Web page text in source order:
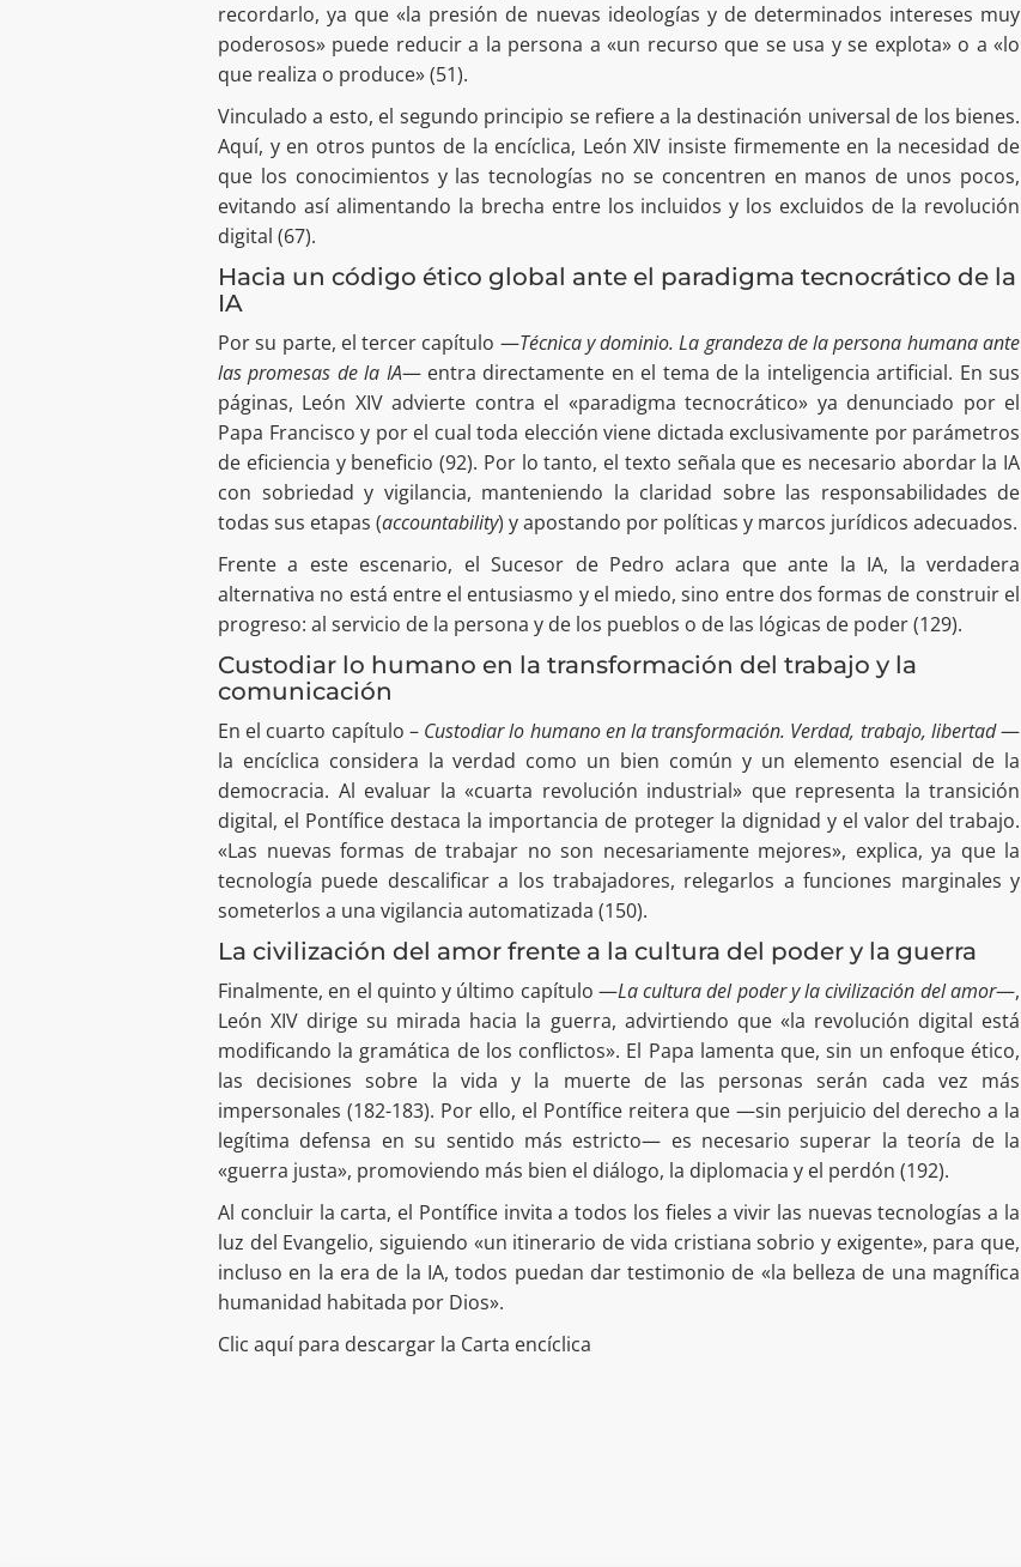
recordarlo, ya que «la presión de nuevas ideologías y de determinados intereses muy
poderosos» puede reducir a la persona a «un recurso que se usa y se explota» o a «lo
que realiza o produce» (51).
Vinculado a esto, el segundo principio se refiere a la destinación universal de los bienes.
Aquí, y en otros puntos de la encíclica, León XIV insiste firmemente en la necesidad de
que los conocimientos y las tecnologías no se concentren en manos de unos pocos,
evitando así alimentando la brecha entre los incluidos y los excluidos de la revolución
digital (67).
Hacia un código ético global ante el paradigma tecnocrático de la
IA
Por su parte, el tercer capítulo —Técnica y dominio. La grandeza de la persona humana ante
las promesas de la IA— entra directamente en el tema de la inteligencia artificial. En sus
páginas, León XIV advierte contra el «paradigma tecnocrático» ya denunciado por el
Papa Francisco y por el cual toda elección viene dictada exclusivamente por parámetros
de eficiencia y beneficio (92). Por lo tanto, el texto señala que es necesario abordar la IA
con sobriedad y vigilancia, manteniendo la claridad sobre las responsabilidades de
todas sus etapas (accountability) y apostando por políticas y marcos jurídicos adecuados.
Frente a este escenario, el Sucesor de Pedro aclara que ante la IA, la verdadera
alternativa no está entre el entusiasmo y el miedo, sino entre dos formas de construir el
progreso: al servicio de la persona y de los pueblos o de las lógicas de poder (129).
Custodiar lo humano en la transformación del trabajo y la
comunicación
En el cuarto capítulo – Custodiar lo humano en la transformación. Verdad, trabajo, libertad—
la encíclica considera la verdad como un bien común y un elemento esencial de la
democracia. Al evaluar la «cuarta revolución industrial» que representa la transición
digital, el Pontífice destaca la importancia de proteger la dignidad y el valor del trabajo.
«Las nuevas formas de trabajar no son necesariamente mejores», explica, ya que la
tecnología puede descalificar a los trabajadores, relegarlos a funciones marginales y
someterlos a una vigilancia automatizada (150).
La civilización del amor frente a la cultura del poder y la guerra
Finalmente, en el quinto y último capítulo —La cultura del poder y la civilización del amor—,
León XIV dirige su mirada hacia la guerra, advirtiendo que «la revolución digital está
modificando la gramática de los conflictos». El Papa lamenta que, sin un enfoque ético,
las decisiones sobre la vida y la muerte de las personas serán cada vez más
impersonales (182-183). Por ello, el Pontífice reitera que —sin perjuicio del derecho a la
legítima defensa en su sentido más estricto— es necesario superar la teoría de la
«guerra justa», promoviendo más bien el diálogo, la diplomacia y el perdón (192).
Al concluir la carta, el Pontífice invita a todos los fieles a vivir las nuevas tecnologías a la
luz del Evangelio, siguiendo «un itinerario de vida cristiana sobrio y exigente», para que,
incluso en la era de la IA, todos puedan dar testimonio de «la belleza de una magnífica
humanidad habitada por Dios».
Clic aquí para descargar la Carta encíclica